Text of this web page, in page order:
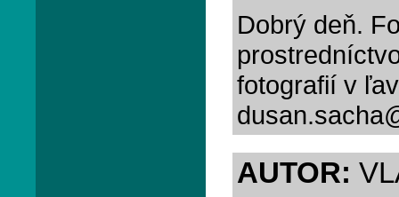
Dobrý deň.
fotografií v
AUTOR: